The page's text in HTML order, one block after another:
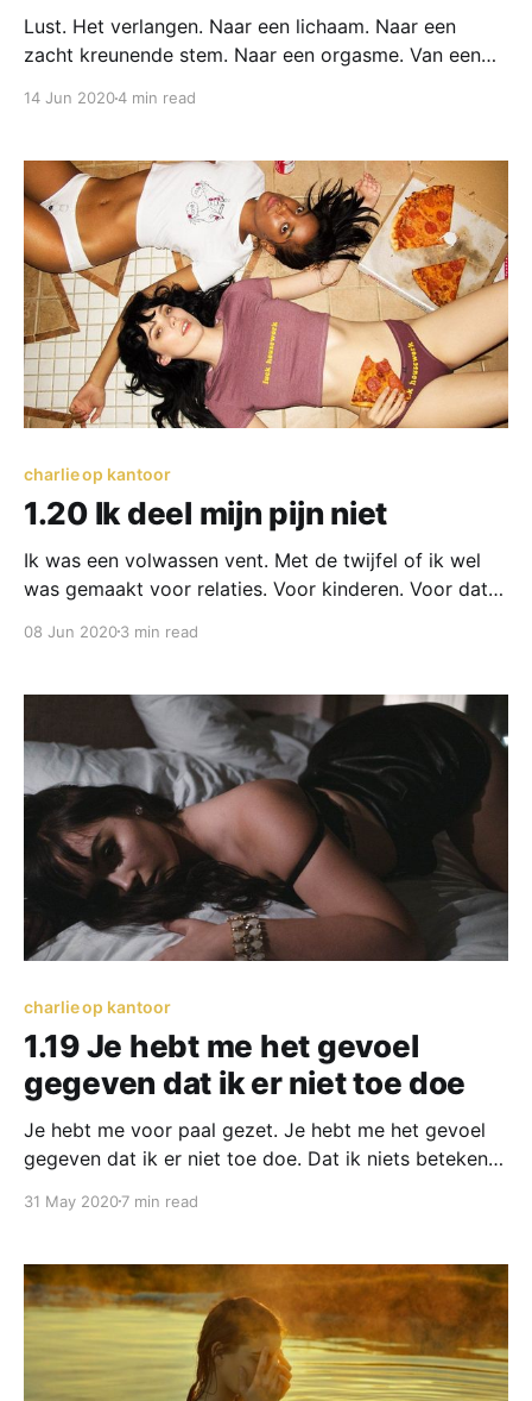
Lust. Het verlangen. Naar een lichaam. Naar een
zacht kreunende stem. Naar een orgasme. Van een
14 Jun 20204 min read
charlie op kantoor
1.20 Ik deel mijn pijn niet
Ik was een volwassen vent. Met de twijfel of ik wel
was gemaakt voor relaties. Voor kinderen. Voor dat
ook dingen deed met andere mannen.
08 Jun 20203 min read
charlie op kantoor
1.19 Je hebt me het gevoel
gegeven dat ik er niet toe doe
Je hebt me voor paal gezet. Je hebt me het gevoel
gegeven dat ik er niet toe doe. Dat ik niets beteken
Een opvulling.
31 May 20207 min read